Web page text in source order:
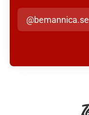
@bemannica.se